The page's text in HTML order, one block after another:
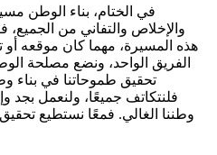
في الختام، بناء الوطن
والإخلاص والتفاني من
هذه المسيرة، مهما كان موقعه
الفريق الواحد، ونضع مصلحة
تحقيق طموحاتنا في بناء
فلنتكاتف جميعًا، ولنعمل بجد
وطننا الغالي. فمعًا نستطيع